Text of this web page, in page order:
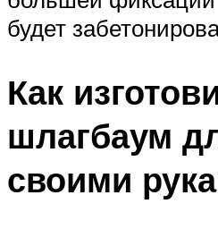
будет
Как
шлагбаум
своими